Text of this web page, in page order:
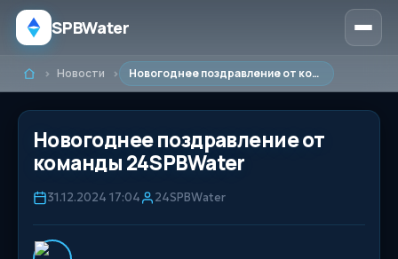
SPBWater
ГлавнаяНовости Новогоднее поздравление от команды 24SPBWater
Новогоднее поздравление от
команды 24SPBWater
31.12.2024 17:04 24SPBWater